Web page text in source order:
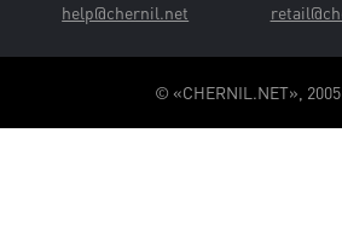
help@chernil.net
© «CHERNIL.NET»,